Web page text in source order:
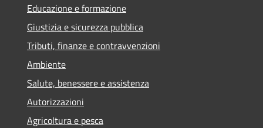
Educazione e formazione
Giustizia e sicurezza pubblica
Tributi, finanze e contravvenzioni
Ambiente
Salute, benessere e assistenza
Autorizzazioni
Agricoltura e pesca